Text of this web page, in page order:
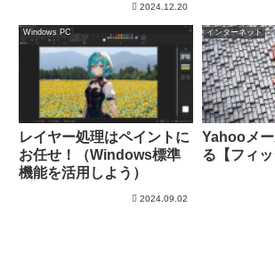
2024.12.20
Windows PC
レイヤー処理はペイントに
お任せ！（Windows標準
機能を活用しよう）
2024.09.02
インターネット
Yahooメ
る【フィッ